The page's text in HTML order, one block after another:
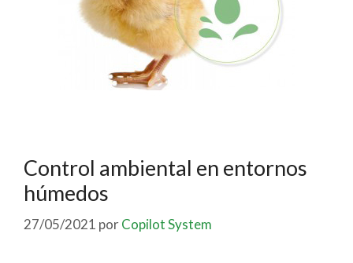
Control ambiental en entornos
húmedos
27/05/2021 porCopilot System